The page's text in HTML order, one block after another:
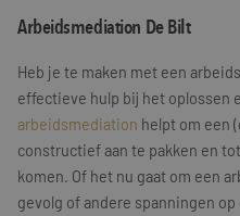
Training & Leiderschap
Referenties
Blogs
Documenten
Gratis folder
Arbeidsmediation De Bilt
Heb je te maken met een
effectieve hulp bij het oplossen
arbeidsmediation helpt om een
constructief aan te pakken en
komen. Of het nu gaat om een
gevolg of andere spanningen